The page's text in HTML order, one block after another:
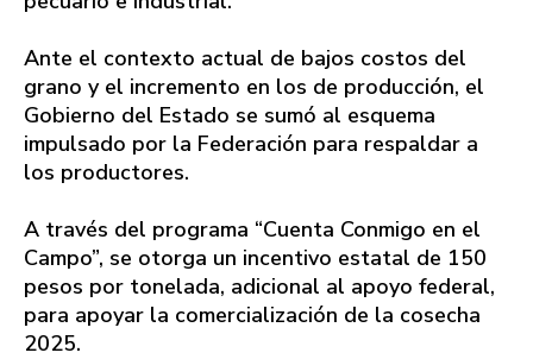
Ante el contexto actual de bajos costos del
grano y el incremento en los de producción, el
Gobierno del Estado se sumó al esquema
impulsado por la Federación para respaldar a
los productores.
A través del programa “Cuenta Conmigo en el
Campo”, se otorga un incentivo estatal de 150
pesos por tonelada, adicional al apoyo federal,
para apoyar la comercialización de la cosecha
2025.